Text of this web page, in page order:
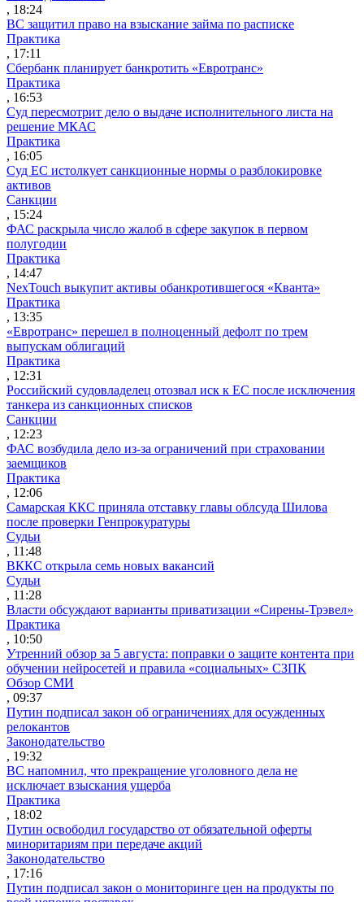
, 18:24
ВС защитил право на взыскание займа по расписке
Практика
, 17:11
Сбербанк планирует банкротить «Евротранс»
Практика
, 16:53
Суд пересмотрит дело о выдаче исполнительного листа на
решение МКАС
Практика
, 16:05
Суд ЕС истолкует санкционные нормы о разблокировке
активов
Санкции
, 15:24
ФАС раскрыла число жалоб в сфере закупок в первом
полугодии
Практика
, 14:47
NexTouch выкупит активы обанкротившегося «Кванта»
Практика
, 13:35
«Евротранс» перешел в полноценный дефолт по трем
выпускам облигаций
Практика
, 12:31
Российский судовладелец отозвал иск к ЕС после исключения
танкера из санкционных списков
Санкции
, 12:23
ФАС возбудила дело из-за ограничений при страховании
заемщиков
Практика
, 12:06
Самарская ККС приняла отставку главы облсуда Шилова
после проверки Генпрокуратуры
Судьи
, 11:48
ВККС открыла семь новых вакансий
Судьи
, 11:28
Власти обсуждают варианты приватизации «Сирены-Трэвел»
Практика
, 10:50
Утренний обзор за 5 августа: поправки о защите контента при
обучении нейросетей и правила «социальных» СЗПК
Обзор СМИ
, 09:37
Путин подписал закон об ограничениях для осужденных
релокантов
Законодательство
, 19:32
ВС напомнил, что прекращение уголовного дела не
исключает взыскания ущерба
Практика
, 18:02
Путин освободил государство от обязательной оферты
миноритариям при передаче акций
Законодательство
, 17:16
Путин подписал закон о мониторинге цен на продукты по